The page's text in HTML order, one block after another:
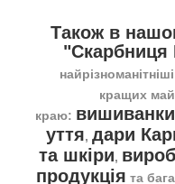
Також в
"Скарбниця
кращих
краю: вишиванки
уття, дари
та шкіри,
продукція та